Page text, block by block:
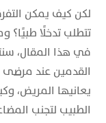
لكن كيف يمكن
تتطلب تدخلًا طبيًا؟
في هذا المقال،
القدمين عند مرضى
يعانيها المريض،
الطبيب لتجنب